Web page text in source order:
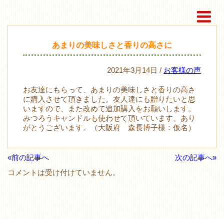
あまりの美味しさと香りの高さに
2021年3月14日 / お客様の声
お友達にもらって、あまりの美味しさと香りの高さ
に購入させて頂きました。友人達にも贈りたいと思
いますので、また改めて追加購入をお願いします。
みつろうキャンドルも使わせて頂いています。あり
がとうございます。（大阪府 森長博子様：仮名）
«前の記事へ
次の記事へ»
コメントは受け付けていません。